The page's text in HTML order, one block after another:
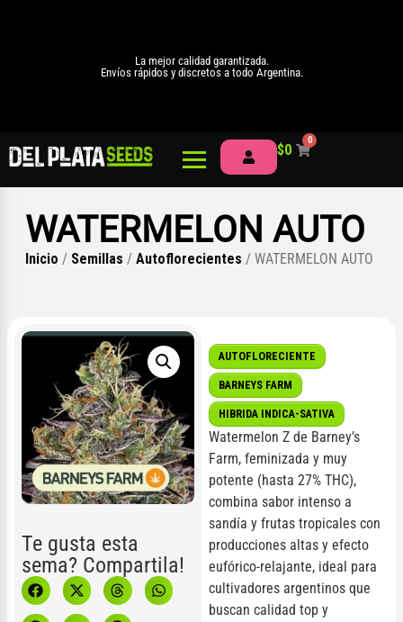
La mejor calidad garantizada.
Envíos rápidos y discretos a todo Argentina.
$0
0
WATERMELON AUTO
Inicio / Semillas / Autoflorecientes / WATERMELON AUTO
Te gusta esta
sema? Compartila!
AUTOFLORECIENTE
BARNEYS FARM
HIBRIDA INDICA-SATIVA
Watermelon Z de Barney’s
Farm, feminizada y muy
potente (hasta 27% THC),
combina sabor intenso a
sandía y frutas tropicales con
producciones altas y efecto
eufórico-relajante, ideal para
cultivadores argentinos que
buscan calidad top y